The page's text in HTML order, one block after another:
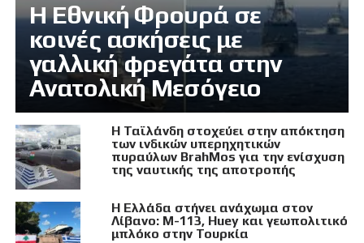
Η Εθνική Φρουρά σε
κοινές ασκήσεις με
γαλλική φρεγάτα στην
Ανατολική Μεσόγειο
Η Ταϊλάνδη στοχεύει στην απόκτηση
των ινδικών υπερηχητικών
πυραύλων BrahMos για την ενίσχυση
της ναυτικής της αποτροπής
Η Ελλάδα στήνει ανάχωμα στον
Λίβανο: M-113, Huey και γεωπολιτικό
μπλόκο στην Τουρκία